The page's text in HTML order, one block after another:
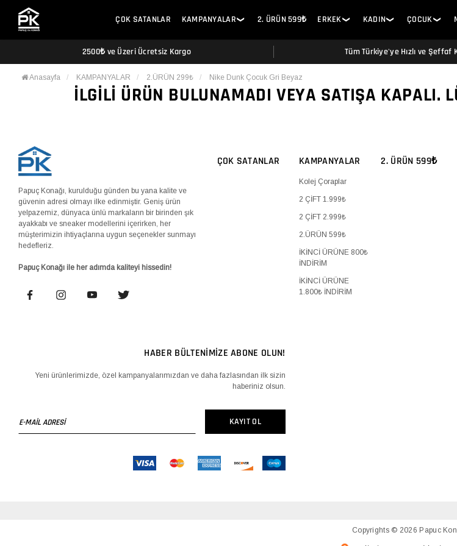
ÇOK SATANLAR KAMPANYALAR ❯ 2. ÜRÜN 599₺ ERKEK ❯ KADIN❯ ÇOCUK ❯
2500₺ ve Üzeri Ücretsiz Kargo Tüm Türkiye'ye Hızlı ve Şeffaf
Anasayfa KAMPANYALAR 2.ÜRÜN 299₺ Nike Dunk Çocuk Gri Beyaz
İLGILI ÜRÜN BULUNAMADI VEYA SATIŞA KAPALI.
Papuç Konağı, kurulduğu günden bu yana kalite ve
güvenin adresi olmayı ilke edinmiştir. Geniş ürün
yelpazemiz, dünyaca ünlü markaların bir birinden şık
ayakkabı ve sneaker modellerini içerirken, her
müşterimizin ihtiyaçlarına uygun seçenekler sunmayı
hedefleriz.
Papuç Konağı ile her adımda kaliteyi hissedin!
ÇOK SATANLAR KAMPANYALAR
Kolej Çoraplar
2 ÇİFT 1.999₺
2 ÇİFT 2.999₺
2.ÜRÜN 599₺
İKİNCİ ÜRÜNE 800₺
İNDİRİM
İKİNCİ ÜRÜNE
1.800₺ İNDİRİM
2. ÜRÜN 599₺
HABER BÜLTENİMİZE ABONE OLUN!
Yeni ürünlerimizde, özel kampanyalarımızdan ve daha fazlasından ilk sizin
haberiniz olsun.
MAİL
KAYIT OL
Copyrights © 2026 Papuc